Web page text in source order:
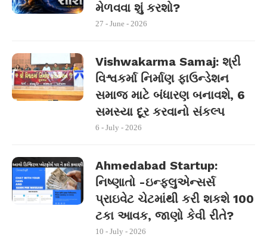
મેળવવા શું કરશો?
27 - June - 2026
Vishwakarma Samaj: શ્રી
વિશ્વકર્મા નિર્માણ ફાઉન્ડેશન
સમાજ માટે બંધારણ બનાવશે, 6
સમસ્યા દૂર કરવાનો સંકલ્પ
6 - July - 2026
Ahmedabad Startup:
નિષ્ણાતો -ઇન્ફ્લુએન્સર્સ
પ્રાઇવેટ ચેટમાંથી કરી શકશે 100
ટકા આવક, જાણો કેવી રીતે?
10 - July - 2026